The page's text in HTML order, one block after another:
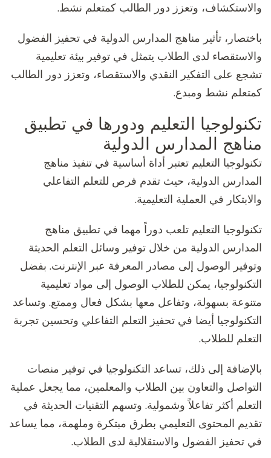
والاستكشاف، وتعزز دور الطالب كمتعلم نشط.
باختصار، تأثير مناهج المدارس الدولية في تحفيز الفضول
والاستقصاء لدى الطلاب يتمثل في توفير بيئة تعليمية
تشجع على التفكير النقدي والاستقصاء، وتعزز دور الطالب
كمتعلم نشط ومبدع.
تكنولوجيا التعليم ودورها في تطبيق
مناهج المدارس الدولية
تكنولوجيا التعليم تعتبر أداة أساسية في تنفيذ مناهج
المدارس الدولية، حيث تقدم فرص للتعلم التفاعلي
والابتكار في العملية التعليمية.
تكنولوجيا التعليم تلعب دوراً مهما في تطبيق مناهج
المدارس الدولية من خلال توفير وسائل التعلم الحديثة
وتوفير الوصول إلى مصادر المعرفة عبر الإنترنت. بفضل
التكنولوجيا، يمكن للطلاب الوصول إلى مواد تعليمية
متنوعة بسهولة، وتفاعل معها بشكل فعال وممتع. وتساعد
التكنولوجيا أيضا في تحفيز التعلم التفاعلي وتحسين تجربة
التعلم للطلاب.
بالإضافة إلى ذلك، تساعد التكنولوجيا في توفير منصات
التواصل والتعاون بين الطلاب والمعلمين، مما يجعل عملية
التعلم أكثر تفاعلاً وشمولية. وتسهم التقنيات الحديثة في
تقديم المحتوى التعليمي بطرق مبتكرة وملهمة، مما يساعد
في تحفيز الفضول والاستقلالية لدى الطلاب.